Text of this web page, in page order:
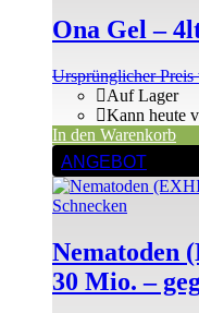
Ona Gel –
Ursprünglicher Preis
Auf Lager
Kann heute
In den Warenkorb
ANGEBOT
Nematoden
30 Mio. –